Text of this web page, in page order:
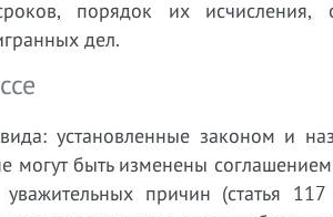
порядок их исчисления,
дел.
установленные законом и
могут быть изменены
причин (статья